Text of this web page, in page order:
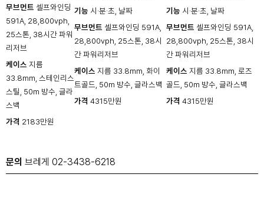
무브먼트 셀프와인딩
591A, 28,800vph,
25스톤, 38시간 파워
리저브
케이스 지름
33.8mm, 스테인리스
스틸, 50m 방수, 글라
스백
가격 2183만원
기능 시·분·초, 날짜
무브먼트 셀프와인딩 591A,
28,800vph, 25스톤, 38시
간 파워리저브
케이스 지름 33.8mm, 화이
트골드, 50m 방수, 글라스백
가격 4315만원
기능 시·분·초, 날짜
무브먼트 셀프와인딩 591A,
28,800vph, 25스톤, 38시
간 파워리저브
케이스 지름 33.8mm, 로즈
골드, 50m 방수, 글라스백
가격 4315만원
문의 브레게 02-3438-6218